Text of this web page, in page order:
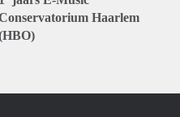
Haarlem